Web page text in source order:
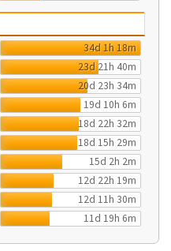
34d 1h 18m
23d 21h 40m
20d 23h 34m
19d 10h 6m
18d 22h 32m
18d 15h 29m
15d 2h 2m
12d 22h 19m
12d 11h 30m
11d 19h 6m